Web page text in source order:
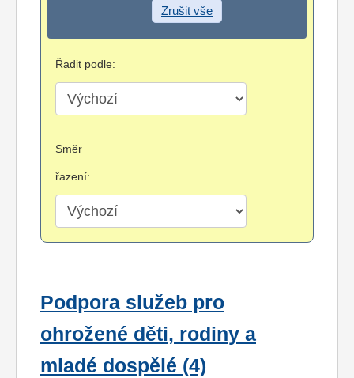
Zrušit vše
Řadit podle:
Směr
řazení:
Podpora služeb pro
ohrožené děti, rodiny a
mladé dospělé (4)